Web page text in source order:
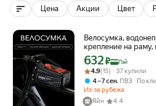
Цена Акции Цвет
Велосумка,
крепление на раму,
Цена с картой
632₽ Пэй
Рейтинг товара: 4.9 из
Оценок: (15) · 37
4.9(15) · 37 купили
4 – 7 сен, ПВЗ
По
Из-за рубежа
Яйн
4.4